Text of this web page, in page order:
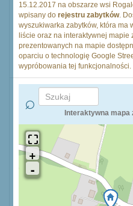
15.12.2017 na obszarze wsi
wpisany do rejestru zabytków.
wyszukiwarka zabytków, która ma
liście oraz na interaktywnej
prezentowanych na mapie
oparciu o technologię Google
wypróbowania tej funkcjonalności.
Interaktywna mapa